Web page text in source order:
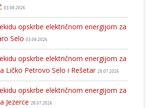
03.08.2026
opskrbe električnom energijom za
Selo 03.08.2026
opskrbe električnom energijom za
Ličko Petrovo Selo i Rešetar 28.07.2026
opskrbe električnom energijom za
Jezerce 28.07.2026